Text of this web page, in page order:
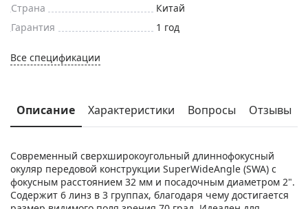
Страна
Китай
Гарантия
1 год
Все спецификации
Описание Характеристики Вопросы Отзывы
Современный сверхширокоугольный длиннофокусный
окуляр передовой конструкции SuperWideAngle (SWA) с
фокусным расстоянием 32 мм и посадочным диаметром 2".
Содержит 6 линз в 3 группах, благодаря чему достигается